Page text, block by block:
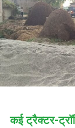
कई ट्रैक्टर-